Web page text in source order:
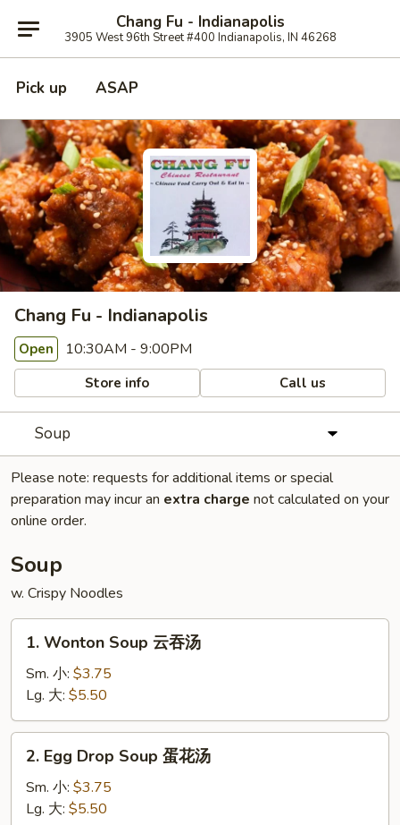
Chang Fu - Indianapolis
3905 West 96th Street #400 Indianapolis, IN 46268
Pick up ASAP
Chang Fu - Indianapolis
Open 10:30AM - 9:00PM
Store info Call us
Soup
Please note: requests for additional items or special
preparation may incur an extra charge not calculated on your
online order.
Soup
w. Crispy Noodles
Wonton
Soup
吞
汤
1. Wonton Soup 云吞汤
Sm. 小: $3.75
Lg. 大: $5.50
Egg
Drop
Soup
2. Egg Drop Soup 蛋花汤
Sm. 小: $3.75
Lg. 大: $5.50